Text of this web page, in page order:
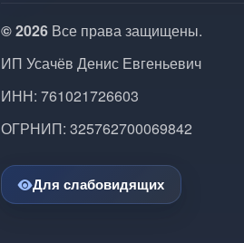
© 2026 Все права защищены.
ИП Усачёв Денис Евгеньевич
ИНН: 761021726603
ОГРНИП: 325762700069842
Для слабовидящих